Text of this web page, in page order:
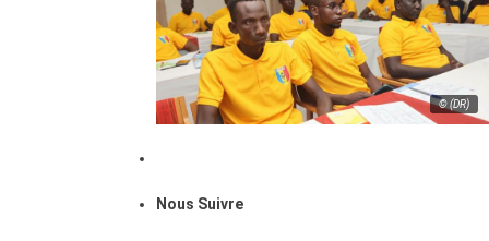
© (DR)
Nous Suivre